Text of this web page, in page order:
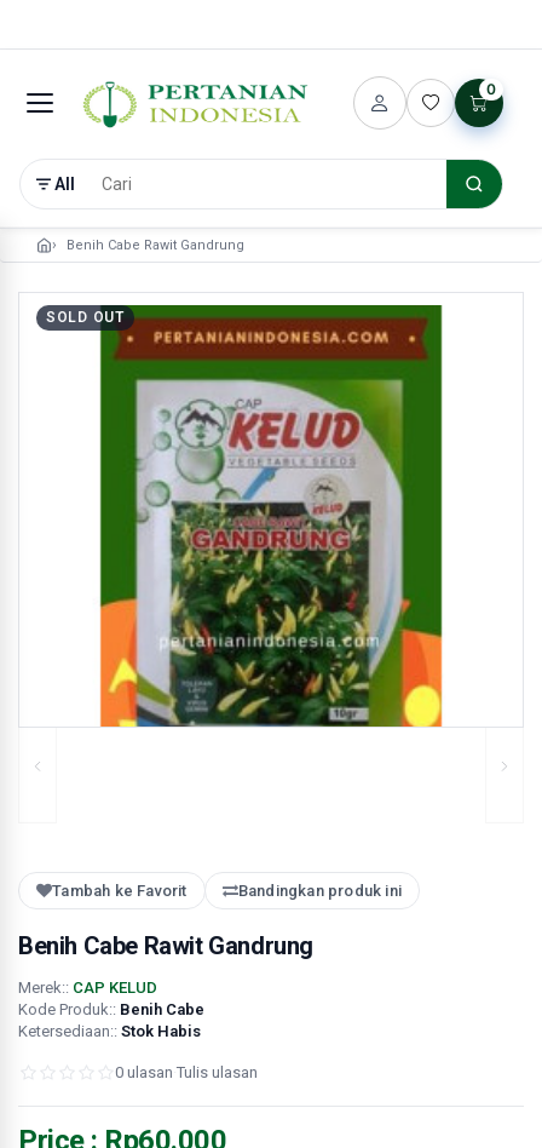
All
0
Benih Cabe Rawit Gandrung
SOLD OUT
Tambah ke Favorit Bandingkan produk ini
Benih Cabe Rawit Gandrung
Merek:: CAP KELUD
Kode Produk:: Benih Cabe
Ketersediaan:: Stok Habis
0 ulasan Tulis ulasan
Price : Rp60.000